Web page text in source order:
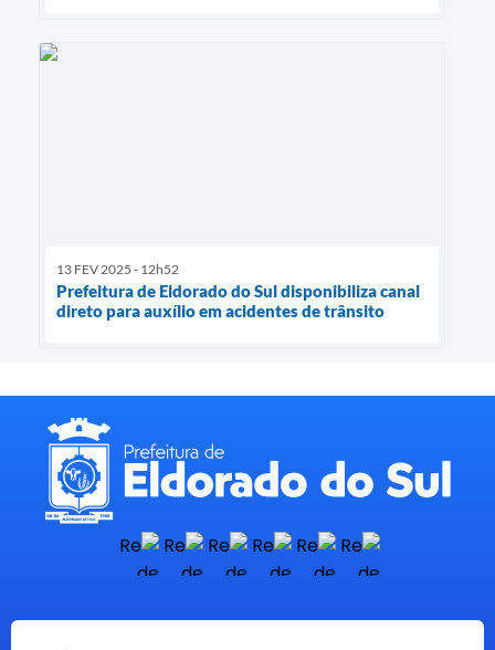
13 FEV 2025 - 12h52
Prefeitura de Eldorado do Sul disponibiliza canal
direto para auxílio em acidentes de trânsito